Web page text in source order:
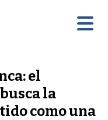
el
la
como una